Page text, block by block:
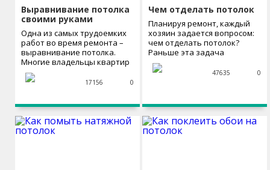
Выравнивание потолка
своими руками
Одна из самых трудоемких
работ во время ремонта –
выравнивание потолка.
Многие владельцы квартир
и...
0
17156
Чем отделать потолок
Планируя ремонт, каждый
хозяин задается вопросом:
чем отделать потолок?
Раньше эта задача
решалась просто:...
0
47635